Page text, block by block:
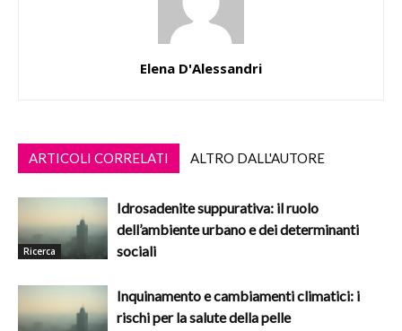
Elena D'Alessandri
ARTICOLI CORRELATI ALTRO DALL'AUTORE
Ricerca
Idrosadenite suppurativa: il ruolo
dell’ambiente urbano e dei determinanti
sociali
Inquinamento e cambiamenti climatici: i
rischi per la salute della pelle